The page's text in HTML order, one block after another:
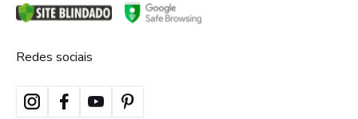
Redes sociais